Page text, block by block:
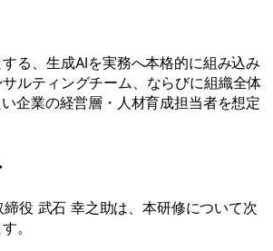
る、生成AIを実務へ本格的に組み込み
ルティングチーム、ならびに組織全体
企業の経営層・人材育成担当者を想定
役 武石 幸之助は、本研修について次
。